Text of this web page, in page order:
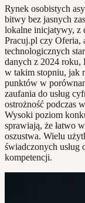
Rynek osobistych
bitwy bez jasnych
lokalne inicjatywy, z
Pracuj.pl czy Oferia,
technologicznych
danych z 2024 roku,
w takim stopniu, jak
punktów w
zaufania do usług
ostrożność podczas
Wysoki poziom
sprawiają, że łatwo
oszustwa. Wielu
świadczonych
kompetencji.